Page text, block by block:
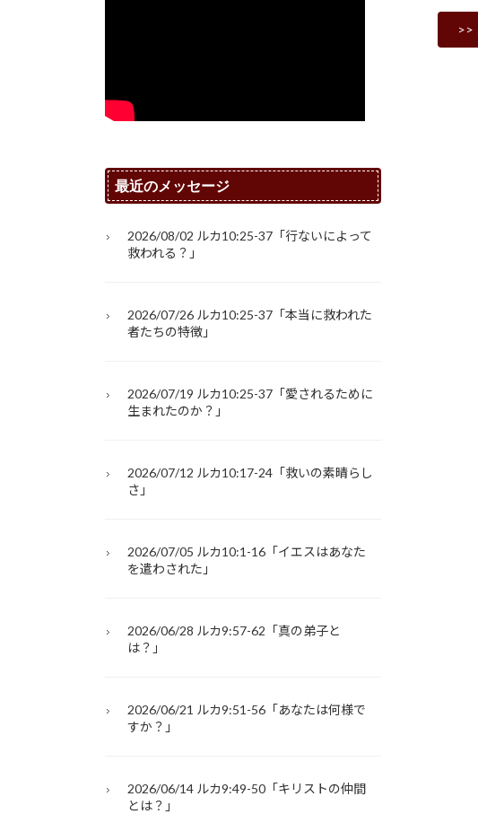
>>
最近のメッセージ
2026/08/02 ルカ10:25-37「行ないによって
救われる？」
2026/07/26 ルカ10:25-37「本当に救われた
者たちの特徴」
2026/07/19 ルカ10:25-37「愛されるために
生まれたのか？」
2026/07/12 ルカ10:17-24「救いの素晴らし
さ」
2026/07/05 ルカ10:1-16「イエスはあなた
を遣わされた」
2026/06/28 ルカ9:57-62「真の弟子と
は？」
2026/06/21 ルカ9:51-56「あなたは何様で
すか？」
2026/06/14 ルカ9:49-50「キリストの仲間
とは？」